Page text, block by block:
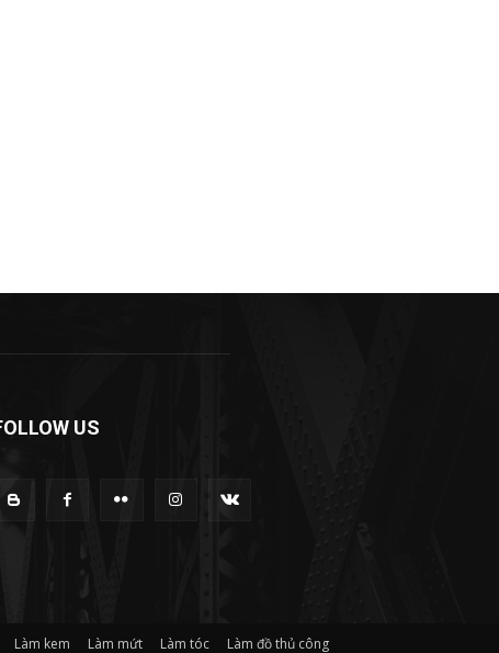
US
Làm kem Làm mứt Làm tóc Làm đồ thủ công